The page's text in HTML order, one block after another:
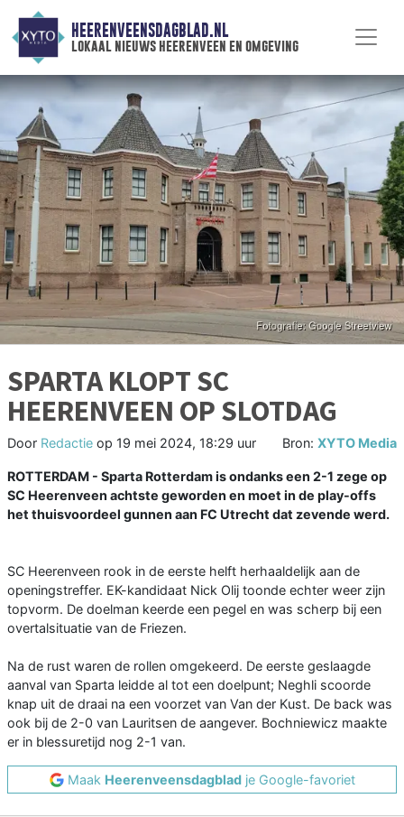
HEERENVEENSDAGBLAD.NL
lokaal nieuws heerenveen en omgeving
SPARTA KLOPT SC
HEERENVEEN OP SLOTDAG
Door Redactie op 19 mei 2024, 18:29 uur Bron: XYTO Media
ROTTERDAM - Sparta Rotterdam is ondanks een 2-1 zege op
SC Heerenveen achtste geworden en moet in de play-offs
het thuisvoordeel gunnen aan FC Utrecht dat zevende werd.
SC Heerenveen rook in de eerste helft herhaaldelijk aan de
openingstreffer. EK-kandidaat Nick Olij toonde echter weer zijn
topvorm. De doelman keerde een pegel en was scherp bij een
overtalsituatie van de Friezen.
Na de rust waren de rollen omgekeerd. De eerste geslaagde
aanval van Sparta leidde al tot een doelpunt; Neghli scoorde
knap uit de draai na een voorzet van Van der Kust. De back was
ook bij de 2-0 van Lauritsen de aangever. Bochniewicz maakte
er in blessuretijd nog 2-1 van.
Maak Heerenveensdagbladje Google-favoriet